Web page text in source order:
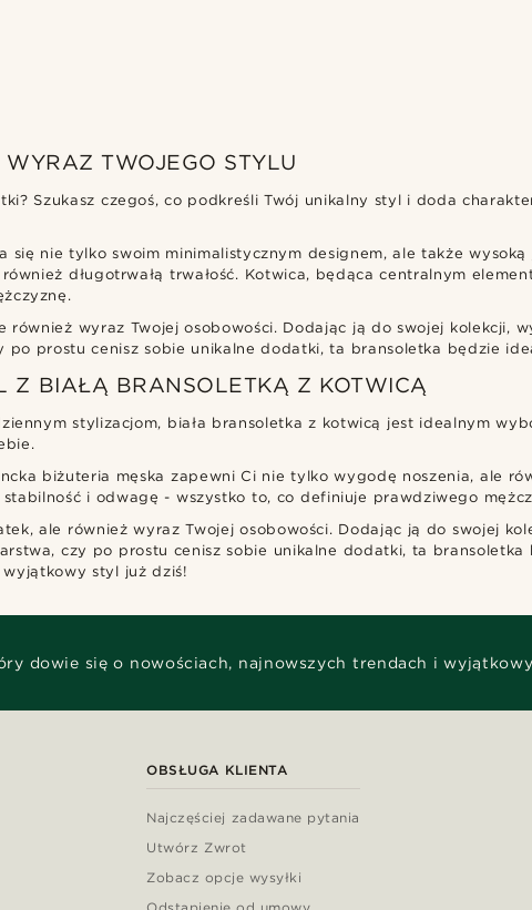
TWOJEGO STYLU
Szukasz czegoś, co podkreśli Twój unikalny styl i doda
się nie tylko swoim minimalistycznym designem, ale także
długotrwałą trwałość. Kotwica, będąca centralnym
wyraz Twojej osobowości. Dodając ją do swojej kolekcji,
prostu cenisz sobie unikalne dodatki, ta bransoletka będzie
Z BIAŁĄ BRANSOLETKĄ Z KOTWICĄ
stylizacjom, biała bransoletka z kotwicą jest idealnym
biżuteria męska zapewni Ci nie tylko wygodę noszenia, ale
i odwagę - wszystko to, co definiuje prawdziwego
ale również wyraz Twojej osobowości. Dodając ją do swojej
czy po prostu cenisz sobie unikalne dodatki, ta bransoletka
styl już dziś!
dowie się o nowościach, najnowszych trendach i
OBSŁUGA KLIENTA
Najczęściej zadawane pytania
Utwórz Zwrot
Zobacz opcje wysyłki